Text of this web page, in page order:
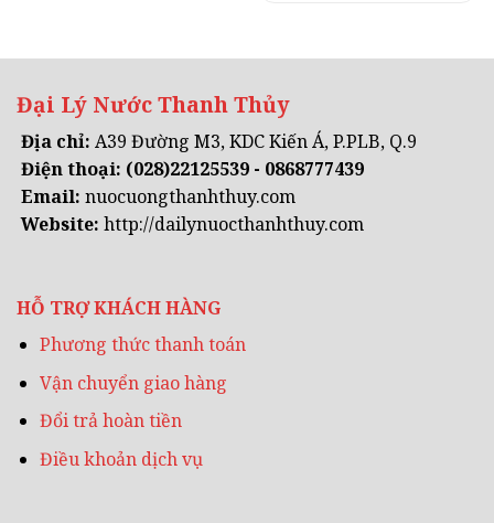
Đại Lý Nước Thanh Thủy
Địa chỉ: A39 Đường M3, KDC Kiến Á, P.PLB, Q.9
Điện thoại: (028)22125539 - 0868777439
Email: nuocuongthanhthuy.com
Website: http://dailynuocthanhthuy.com
HỖ TRỢ KHÁCH HÀNG
Phương thức thanh toán
Vận chuyển giao hàng
Đổi trả hoàn tiền
Điều khoản dịch vụ